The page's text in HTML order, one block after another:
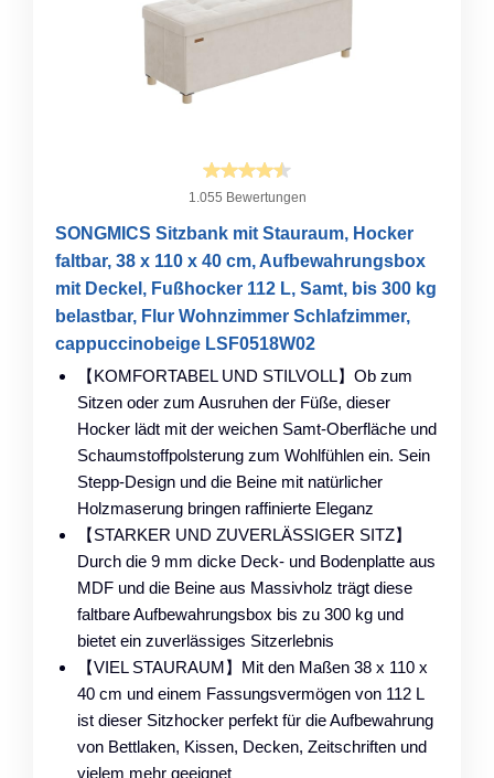
1.055 Bewertungen
SONGMICS Sitzbank mit Stauraum, Hocker
faltbar, 38 x 110 x 40 cm, Aufbewahrungsbox
mit Deckel, Fußhocker 112 L, Samt, bis 300 kg
belastbar, Flur Wohnzimmer Schlafzimmer,
cappuccinobeige LSF0518W02
【KOMFORTABEL UND STILVOLL】Ob zum
Sitzen oder zum Ausruhen der Füße, dieser
Hocker lädt mit der weichen Samt-Oberfläche und
Schaumstoffpolsterung zum Wohlfühlen ein. Sein
Stepp-Design und die Beine mit natürlicher
Holzmaserung bringen raffinierte Eleganz
【STARKER UND ZUVERLÄSSIGER SITZ】
Durch die 9 mm dicke Deck- und Bodenplatte aus
MDF und die Beine aus Massivholz trägt diese
faltbare Aufbewahrungsbox bis zu 300 kg und
bietet ein zuverlässiges Sitzerlebnis
【VIEL STAURAUM】Mit den Maßen 38 x 110 x
40 cm und einem Fassungsvermögen von 112 L
ist dieser Sitzhocker perfekt für die Aufbewahrung
von Bettlaken, Kissen, Decken, Zeitschriften und
vielem mehr geeignet